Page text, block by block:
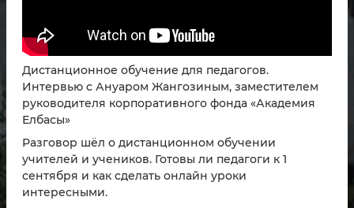
Дистанционное обучение для педагогов.
Интервью с Ануаром Жангозиным, заместителем
руководителя корпоративного фонда «Академия
Елбасы»
Разговор шёл о дистанционном обучении
учителей и учеников. Готовы ли педагоги к 1
сентября и как сделать онлайн уроки
интересными.